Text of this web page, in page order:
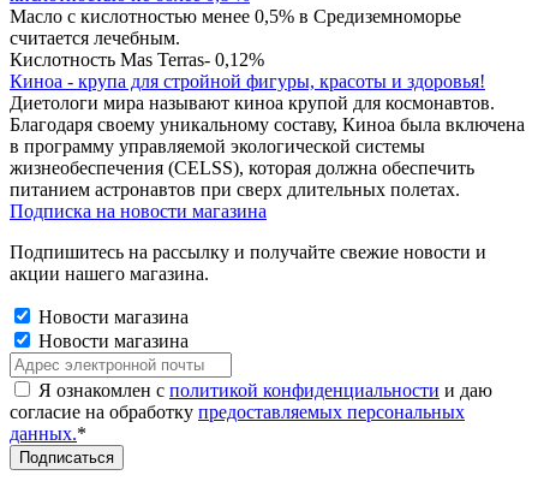
Масло с кислотностью менее 0,5% в Средиземноморье
считается лечебным.
Кислотность Mas Terras- 0,12%
Киноа - крупа для стройной фигуры, красоты и здоровья!
Диетологи мира называют киноа крупой для космонавтов.
Благодаря своему уникальному составу, Киноа была включена
в программу управляемой экологической системы
жизнеобеспечения (CELSS), которая должна обеспечить
питанием астронавтов при сверх длительных полетах.
Подписка на новости магазина
Подпишитесь на рассылку и получайте свежие новости и
акции нашего магазина.
Новости магазина
Новости магазина
Я ознакомлен с политикой конфиденциальности и даю
согласие на обработку предоставляемых персональных
данных.*